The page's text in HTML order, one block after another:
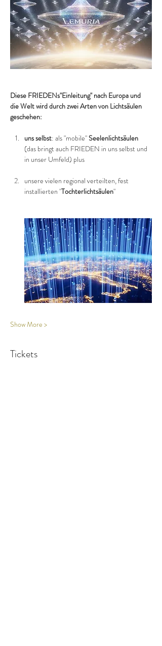
Diese FRIEDENs"Einleitung" nach Europa und
die Welt wird durch zwei Arten von Lichtsäulen
geschehen:
uns selbst: als "mobile" Seelenlichtsäulen
(das bringt auch FRIEDEN in uns selbst und
in unser Umfeld) plus
unsere vielen regional verteilten, fest
installierten "Tochterlichtsäulen"
Show More >
Tickets